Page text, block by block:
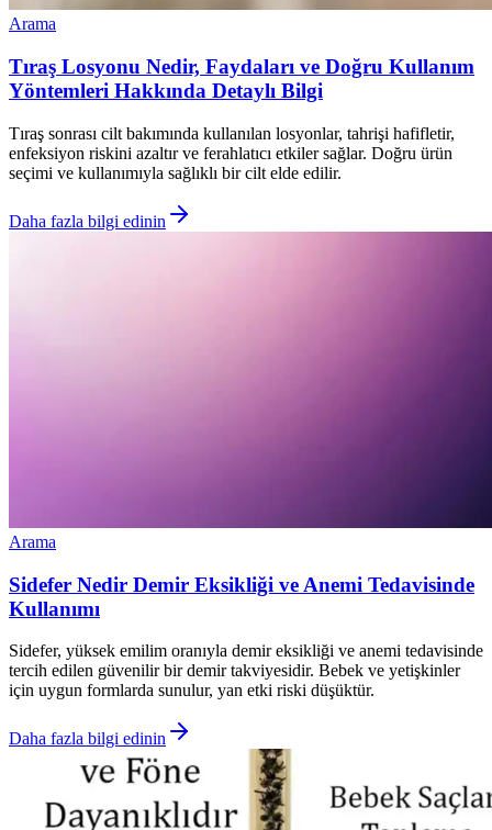
Arama
Tıraş Losyonu Nedir, Faydaları ve Doğru Kullanım
Yöntemleri Hakkında Detaylı Bilgi
Tıraş sonrası cilt bakımında kullanılan losyonlar, tahrişi hafifletir,
enfeksiyon riskini azaltır ve ferahlatıcı etkiler sağlar. Doğru ürün
seçimi ve kullanımıyla sağlıklı bir cilt elde edilir.
Daha fazla bilgi edinin
Arama
Sidefer Nedir Demir Eksikliği ve Anemi Tedavisinde
Kullanımı
Sidefer, yüksek emilim oranıyla demir eksikliği ve anemi tedavisinde
tercih edilen güvenilir bir demir takviyesidir. Bebek ve yetişkinler
için uygun formlarda sunulur, yan etki riski düşüktür.
Daha fazla bilgi edinin